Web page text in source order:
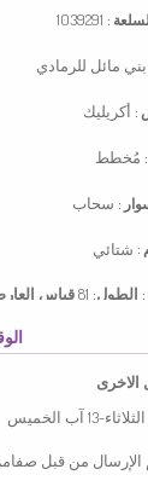
:
1039291
بني مائل للرمادي
: أكريليك
مُخطط
: سحاب
: شتائي
الطول: قياس
فيه اللون الشوكو.
القماش المخطط.
السميك.
العارضة.
الاخرى
الإرسال من قبل